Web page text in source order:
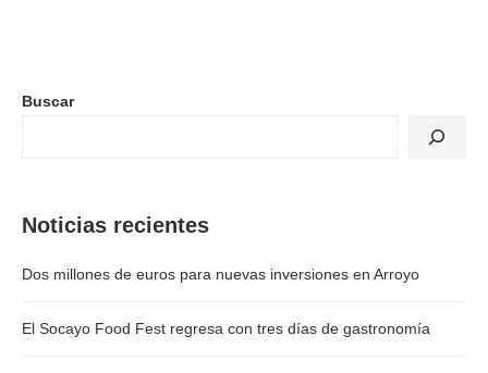
Buscar
Noticias recientes
Dos millones de euros para nuevas inversiones en Arroyo
El Socayo Food Fest regresa con tres días de gastronomía